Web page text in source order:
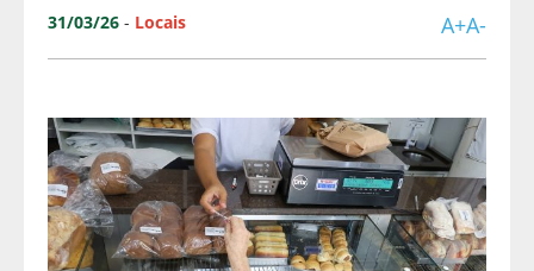
31/03/26 - Locais A+A-